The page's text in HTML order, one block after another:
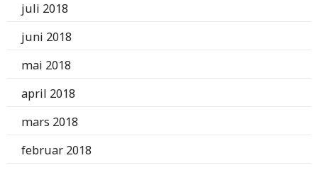
juli 2018
juni 2018
mai 2018
april 2018
mars 2018
februar 2018